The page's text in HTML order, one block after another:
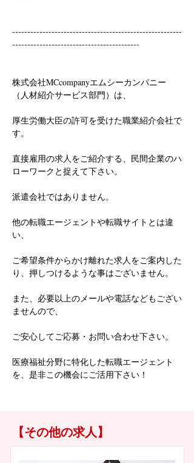
--------------------------------------------------------
------------------------------------------
株式会社MCcompanyエムシーカンパニー
（人材紹介サービス部門）は、
厚生労働大臣の許可を受けた職業紹介会社で
す。
直接雇用の求人をご紹介する、民間企業のハ
ローワークと捉えて下さい。
派遣会社ではありません。
他の転職エージェントや転職サイトとは違
い、
ご希望条件からかけ離れた求人をご案内した
り、押しつけるような事はございません。
また、必要以上のメールや電話などもござい
ませんので、
ご安心してご応募・お問い合わせ下さい。
医療福祉分野に特化した転職エージェント
を、是非この機会にご活用下さい！
【その他の求人】